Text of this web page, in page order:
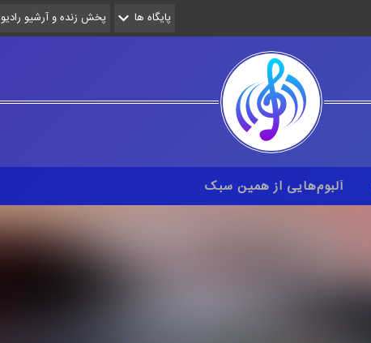
پایگاه ها پخش زنده و آرشیو رادیو
آلبوم‌هایی از همین سبک